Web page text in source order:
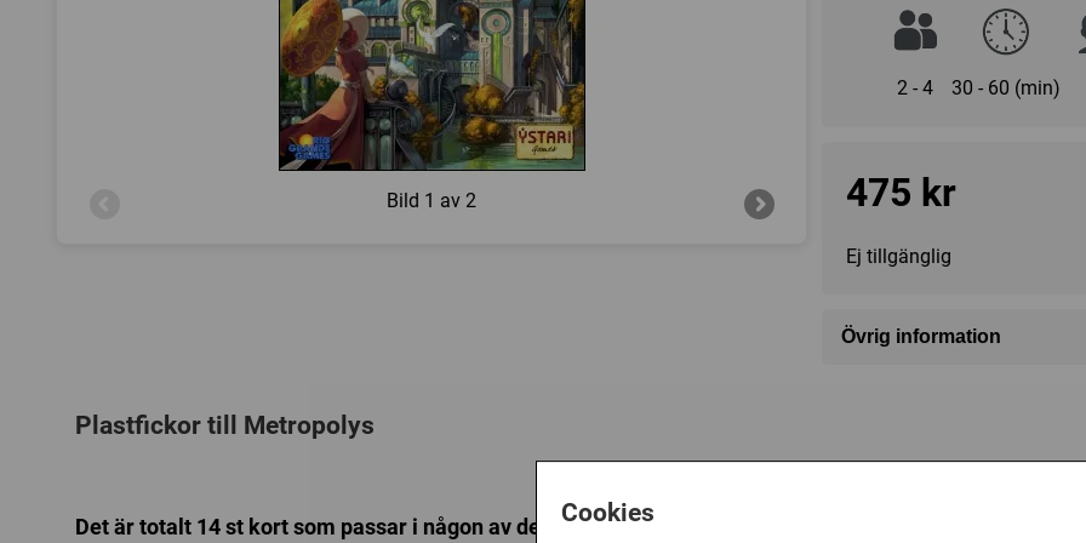
Cookies
Bild 1 av 2
2 - 4 30 - 60 (min)
475 kr
Ej tillgänglig
Övrig information
Plastfickor till Metropolys
Det är totalt 14 st kort som passar i någon av dessa plastfickor